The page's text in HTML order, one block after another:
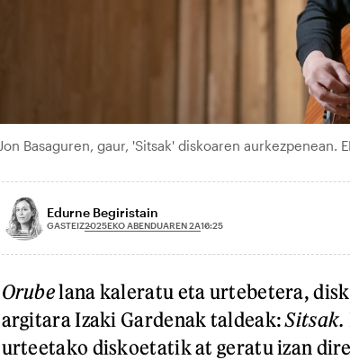
Jon Basaguren, gaur, 'Sitsak' diskoaren aurkezpenean.
Edurne Begiristain
GASTEIZ2025EKO ABENDUAREN 2A16:25
Orubelana kaleratu eta urtebetera,
argitara Izaki Gardenak taldeak:Sitsak.
urteetako diskoetatik at geratu izan